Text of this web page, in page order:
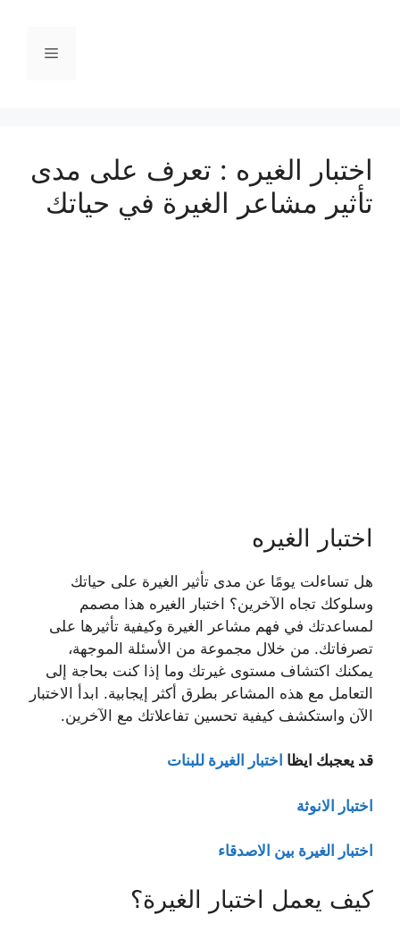
القائمة
اختبار الغيره : تعرف على مدى
تأثير مشاعر الغيرة في حياتك
اختبار الغيره
هل تساءلت يومًا عن مدى تأثير الغيرة على حياتك
وسلوكك تجاه الآخرين؟ اختبار الغيره هذا مصمم
لمساعدتك في فهم مشاعر الغيرة وكيفية تأثيرها على
تصرفاتك. من خلال مجموعة من الأسئلة الموجهة،
يمكنك اكتشاف مستوى غيرتك وما إذا كنت بحاجة إلى
التعامل مع هذه المشاعر بطرق أكثر إيجابية. ابدأ الاختبار
الآن واستكشف كيفية تحسين تفاعلاتك مع الآخرين.
قد يعجبك ايظا اختبار الغيرة للبنات
اختبار الانوثة
اختبار الغيرة بين الاصدقاء
كيف يعمل اختبار الغيرة؟